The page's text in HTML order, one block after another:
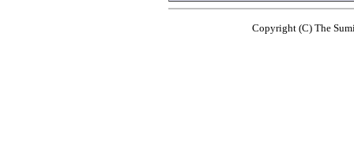
Copyright (C) The